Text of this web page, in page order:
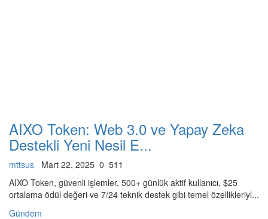
AIXO Token: Web 3.0 ve Yapay Zeka
Destekli Yeni Nesil E...
mttsus Mart 22, 2025 0 511
AIXO Token, güvenli işlemler, 500+ günlük aktif kullanıcı, $25
ortalama ödül değeri ve 7/24 teknik destek gibi temel özellikleriyl...
Gündem